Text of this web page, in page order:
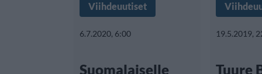
Viihdeuutiset
6.7.2020, 6:00
Suomalaiselle
19.5.2019,
Tuure